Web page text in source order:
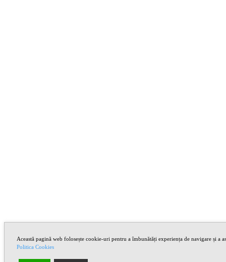
Această pagină web folosește cookie-uri pentru a îmbunătăți experiența de navigare și
Politica Cookies